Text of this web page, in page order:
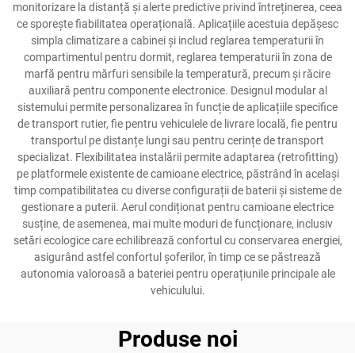
monitorizare la distanță și alerte predictive privind întreținerea, ceea
ce sporește fiabilitatea operațională. Aplicațiile acestuia depășesc
simpla climatizare a cabinei și includ reglarea temperaturii în
compartimentul pentru dormit, reglarea temperaturii în zona de
marfă pentru mărfuri sensibile la temperatură, precum și răcire
auxiliară pentru componente electronice. Designul modular al
sistemului permite personalizarea în funcție de aplicațiile specifice
de transport rutier, fie pentru vehiculele de livrare locală, fie pentru
transportul pe distanțe lungi sau pentru cerințe de transport
specializat. Flexibilitatea instalării permite adaptarea (retrofitting)
pe platformele existente de camioane electrice, păstrând în același
timp compatibilitatea cu diverse configurații de baterii și sisteme de
gestionare a puterii. Aerul condiționat pentru camioane electrice
susține, de asemenea, mai multe moduri de funcționare, inclusiv
setări ecologice care echilibrează confortul cu conservarea energiei,
asigurând astfel confortul șoferilor, în timp ce se păstrează
autonomia valoroasă a bateriei pentru operațiunile principale ale
vehiculului.
Produse noi